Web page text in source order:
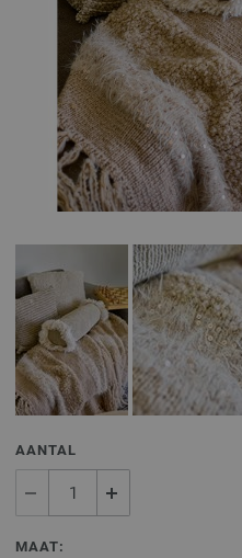
AANTAL
MAAT: